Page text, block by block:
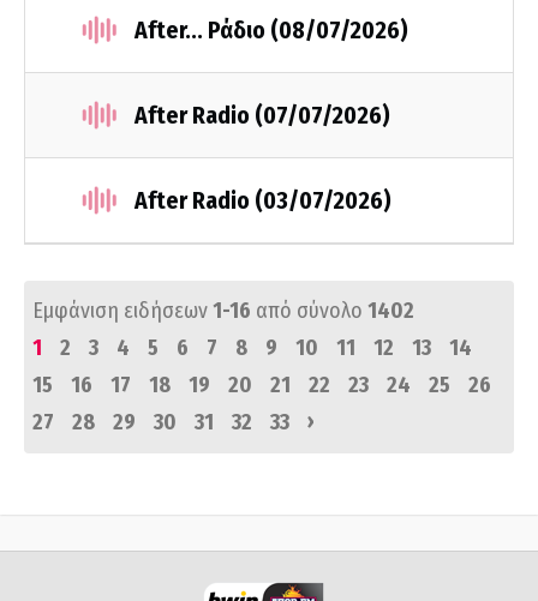
After... Ράδιο (08/07/2026)
After Radio (07/07/2026)
After Radio (03/07/2026)
Εμφάνιση ειδήσεων1-16 από σύνολο 1402
1
2 3 4 5 6 7 8 9 10 11 12 13
14
15
16 17 18 19 20 21 22 23 24 25
26
27
28 29 30 31 32 33 ›